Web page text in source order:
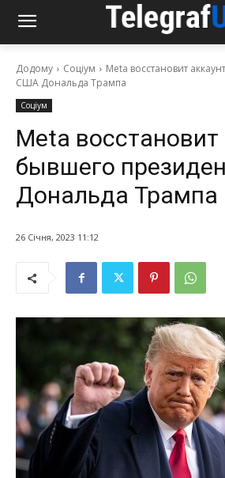
Додому Соціум
Meta восстановит
США Дональда Трампа
Соціум
Meta
бывшего
Дональда Трампа
26 Січня, 2023 11:12